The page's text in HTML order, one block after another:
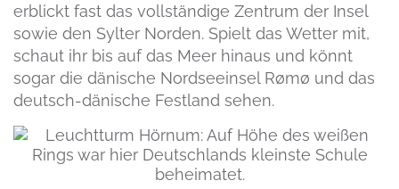
erblickt fast das vollständige Zentrum der Insel
sowie den Sylter Norden. Spielt das Wetter mit,
schaut ihr bis auf das Meer hinaus und könnt
sogar die dänische Nordseeinsel Rømø und das
deutsch-dänische Festland sehen.